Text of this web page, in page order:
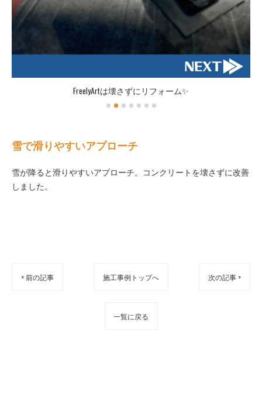
FreelyArtは壊さずにリフォーム✨
雪で滑りやすいアプローチ
雪が降ると滑りやすいアプローチ。コンクリートを壊さずに改善
しました。
< 前の記事 施工事例トップへ 次の記事 >
一覧に戻る